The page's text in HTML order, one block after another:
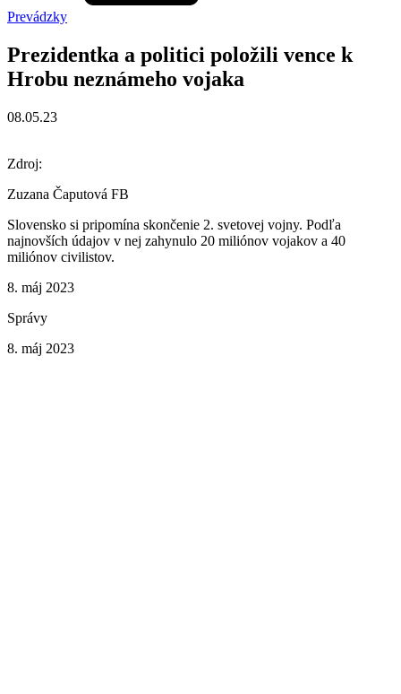
Prevádzky
Prezidentka a politici položili vence k
Hrobu neznámeho vojaka
08.05.23
Zdroj:
Zuzana Čaputová FB
Slovensko si pripomína skončenie 2. svetovej vojny. Podľa
najnovších údajov v nej zahynulo 20 miliónov vojakov a 40
miliónov civilistov.
8. máj 2023
Správy
8. máj 2023